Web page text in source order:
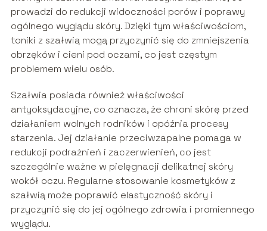
prowadzi do redukcji widoczności porów i poprawy
ogólnego wyglądu skóry. Dzięki tym właściwościom,
toniki z szałwią mogą przyczynić się do zmniejszenia
obrzęków i cieni pod oczami, co jest częstym
problemem wielu osób.
Szałwia posiada również właściwości
antyoksydacyjne, co oznacza, że chroni skórę przed
działaniem wolnych rodników i opóźnia procesy
starzenia. Jej działanie przeciwzapalne pomaga w
redukcji podrażnień i zaczerwienień, co jest
szczególnie ważne w pielęgnacji delikatnej skóry
wokół oczu. Regularne stosowanie kosmetyków z
szałwią może poprawić elastyczność skóry i
przyczynić się do jej ogólnego zdrowia i promiennego
wyglądu.